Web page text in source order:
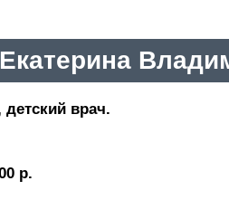
врач.
р.